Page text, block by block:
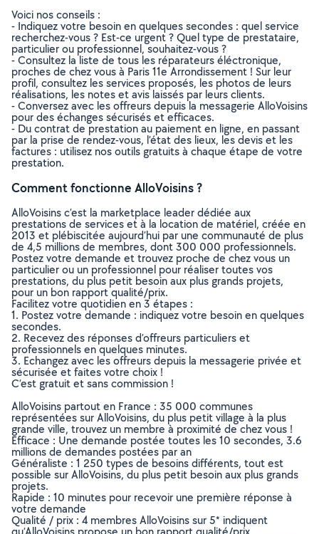
Voici nos conseils :
- Indiquez votre besoin en quelques secondes : quel service
recherchez-vous ? Est-ce urgent ? Quel type de prestataire,
particulier ou professionnel, souhaitez-vous ?
- Consultez la liste de tous les réparateurs éléctronique,
proches de chez vous à Paris 11e Arrondissement ! Sur leur
profil, consultez les services proposés, les photos de leurs
réalisations, les notes et avis laissés par leurs clients.
- Conversez avec les offreurs depuis la messagerie AlloVoisins
pour des échanges sécurisés et efficaces.
- Du contrat de prestation au paiement en ligne, en passant
par la prise de rendez-vous, l’état des lieux, les devis et les
factures : utilisez nos outils gratuits à chaque étape de votre
prestation.
Comment fonctionne AlloVoisins ?
AlloVoisins c’est la marketplace leader dédiée aux
prestations de services et à la location de matériel, créée en
2013 et plébiscitée aujourd’hui par une communauté de plus
de 4,5 millions de membres, dont 300 000 professionnels.
Postez votre demande et trouvez proche de chez vous un
particulier ou un professionnel pour réaliser toutes vos
prestations, du plus petit besoin aux plus grands projets,
pour un bon rapport qualité/prix.
Facilitez votre quotidien en 3 étapes :
1. Postez votre demande : indiquez votre besoin en quelques
secondes.
2. Recevez des réponses d’offreurs particuliers et
professionnels en quelques minutes.
3. Echangez avec les offreurs depuis la messagerie privée et
sécurisée et faites votre choix !
C’est gratuit et sans commission !
AlloVoisins partout en France : 35 000 communes
représentées sur AlloVoisins, du plus petit village à la plus
grande ville, trouvez un membre à proximité de chez vous !
Efficace : Une demande postée toutes les 10 secondes, 3.6
millions de demandes postées par an
Généraliste : 1 250 types de besoins différents, tout est
possible sur AlloVoisins, du plus petit besoin aux plus grands
projets.
Rapide : 10 minutes pour recevoir une première réponse à
votre demande
Qualité / prix : 4 membres AlloVoisins sur 5* indiquent